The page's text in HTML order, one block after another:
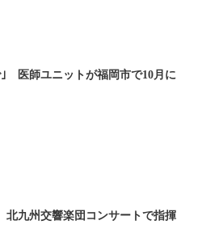
医師ユニットが福岡市で10月に
九州交響楽団コンサートで指揮